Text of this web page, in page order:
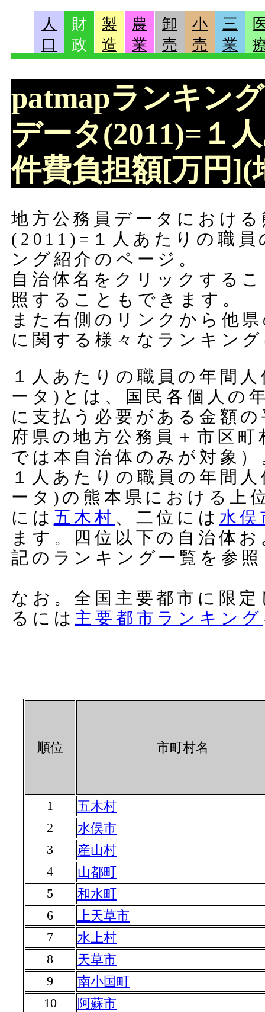
人
口
財
政
製
造
農
業
卸
売
小
売
三
業
patmapランキン
データ(2011)=１
件費負担額[万円](
地方公務員データにおけ
(2011)=１人あたりの職
ング紹介のページ。
自治体名をクリックする
照することもできます。
また右側のリンクから他
に関する様々なランキン
１人あたりの職員の年間
ータ)とは、国民各個人の
に支払う必要がある金額
府県の地方公務員＋市区
では本自治体のみが対象）
１人あたりの職員の年間
ータ)の熊本県における上
には 五木村 、二位には 水俣
ます。四位以下の自治体
記のランキング一覧を参
なお。全国主要都市に限
るには 主要都市ランキング
順位 市町村名
1
五木村
2
水俣市
3
産山村
4
山都町
5
和水町
6
上天草市
7
水上村
8
天草市
9
南小国町
10
阿蘇市